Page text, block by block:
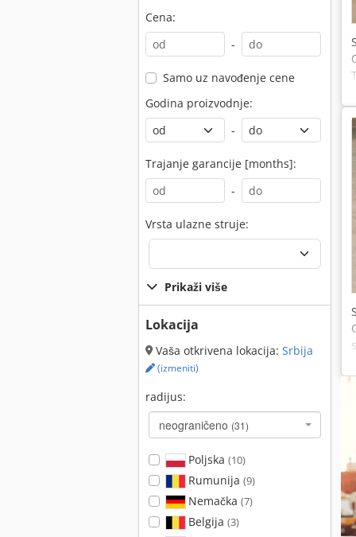
Cena:
-
Samo uz navođenje cene
Godina proizvodnje:
-
Trajanje garancije [months]:
-
Vrsta ulazne struje:
Prikaži više
Lokacija
Vaša otkrivena lokacija: Srbija
(izmeniti)
radijus:
neograničeno (31)
Poljska (10)
Rumunija (9)
Nemačka (7)
Belgija (3)
i